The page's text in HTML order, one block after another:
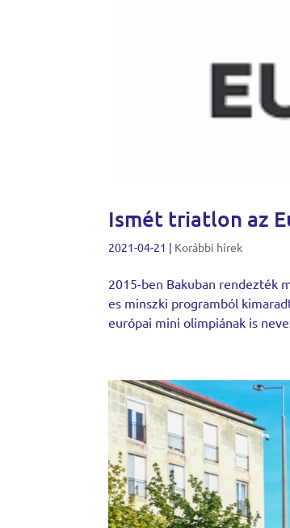
Ismét triatlon az
2021-04-21 | Korábbi hírek
2015-ben Bakuban rendezték
es minszki programból
európai mini olimpiának is